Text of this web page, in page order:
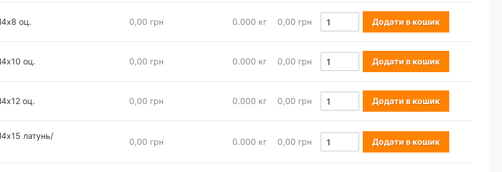
оц. 0,00 грн 0.000 кг 0,00 грн Додати в кошик
оц. 0,00 грн 0.000 кг 0,00 грн Додати в кошик
оц. 0,00 грн 0.000 кг 0,00 грн Додати в кошик
латунь/
0,00 грн 0.000 кг 0,00 грн Додати в кошик